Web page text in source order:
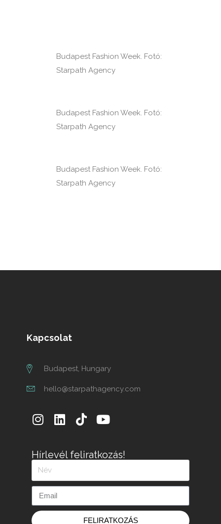
Budapest Fashion Week. Fotó:
Starpath Agency
Budapest Fashion Week. Fotó:
Starpath Agency
Budapest Fashion Week. Fotó:
Starpath Agency
Kapcsolat
Budapest, Hungary
hello@starpathagency.com
Hírlevél feliratkozás!
FELIRATKOZÁS